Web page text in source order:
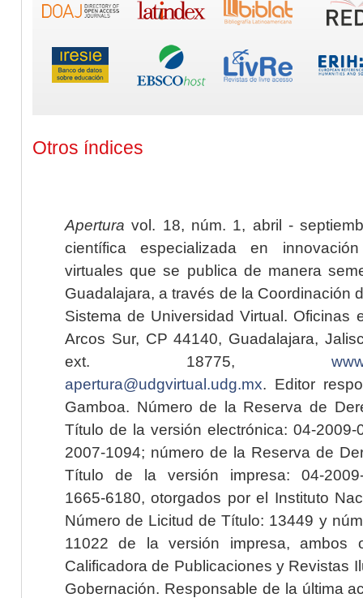
Otros índices
Apertura vol. 18, núm. 1, abril -
científica especializada en
virtuales que se publica de manera
Guadalajara, a través de la Coordinación
Sistema de Universidad Virtual. Oficinas
Arcos Sur, CP 44140, Guadalajara,
ext. 18775,
apertura@udgvirtual.udg.mx. Editor
Gamboa. Número de la Reserva de
Título de la versión electrónica: 04-2009-
2007-1094; número de la Reserva de
Título de la versión impresa: 04-2009-
1665-6180, otorgados por el Instituto
Número de Licitud de Título: 13449 y
11022 de la versión impresa, ambos
Calificadora de Publicaciones y Revistas
Gobernación. Responsable de la última